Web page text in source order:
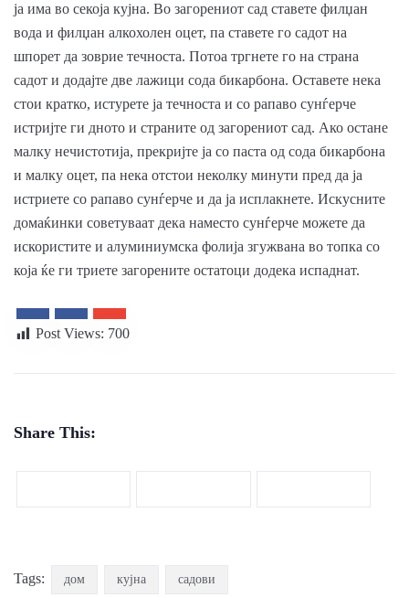
ја има во секоја кујна. Во загорениот сад ставете филџан
вода и филџан алкохолен оцет, па ставете го садот на
шпорет да зоврие течноста. Потоа тргнете го на страна
садот и додајте две лажици сода бикарбона. Оставете нека
стои кратко, истурете ја течноста и со рапаво сунѓерче
истријте ги дното и страните од загорениот сад. Ако остане
малку нечистотија, прекријте ја со паста од сода бикарбона
и малку оцет, па нека отстои неколку минути пред да ја
истриете со рапаво сунѓерче и да ја исплакнете. Искусните
домаќинки советуваат дека наместо сунѓерче можете да
искористите и алуминиумска фолија згужвана во топка со
која ќе ги триете загорените остатоци додека испаднат.
Post Views: 700
Share This:
Tags: дом кујна садови